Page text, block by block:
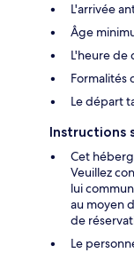
L'arrivée
Âge
L'heure de
Formalités
Le départ
Instructions
Cet
Veuillez
lui
au moyen
de
Le